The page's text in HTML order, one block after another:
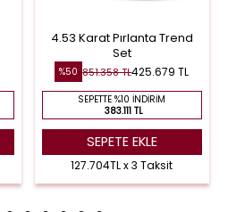
4.53 Karat Pırlanta Trend
Set
%50 851.358 TL425.679 TL
SEPETTE %10 İNDIRIM
383.111 TL
SEPETE EKLE
127.704TL x 3 Taksit